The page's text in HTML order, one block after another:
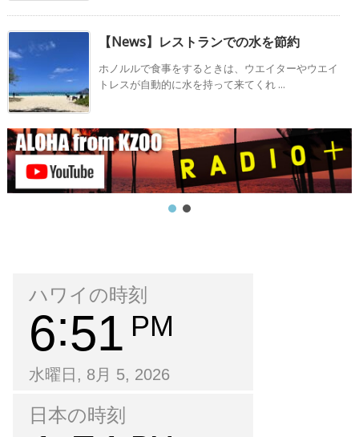
【News】レストランでの水を節約
ホノルルで食事をするときは、ウエイターやウエイ
トレスが自動的に水を持って来てくれ ...
ハワイの時刻
6 52 PM
水曜日, 8月 5, 2026
日本の時刻